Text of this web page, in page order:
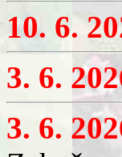
10. 6.
3. 6.
3. 6.